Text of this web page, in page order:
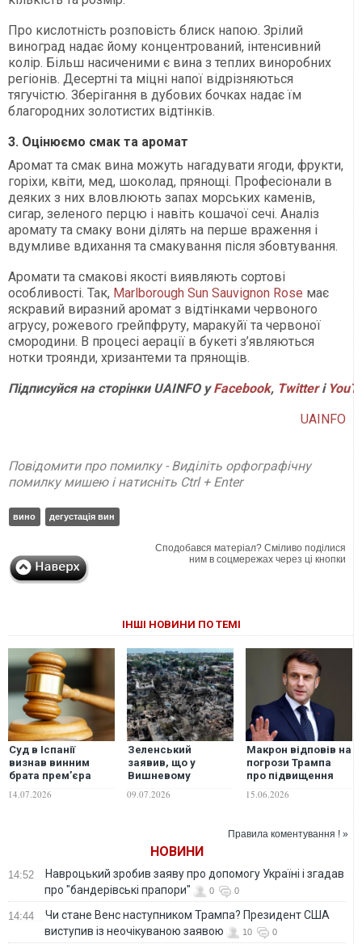
Про кислотність розповість блиск напою. Зрілий
виноград надає йому концентрований, інтенсивний
колір. Більш насиченими є вина з теплих виноробних
регіонів. Десертні та міцні напої відрізняються
тягучістю. Зберігання в дубових бочках надає їм
благородних золотистих відтінків.
3. Оцінюємо смак та аромат
Аромат та смак вина можуть нагадувати ягоди, фрукти,
горіхи, квіти, мед, шоколад, прянощі. Професіонали в
деяких з них вловлюють запах морських каменів,
сигар, зеленого перцю і навіть кошачої сечі. Аналіз
аромату та смаку вони ділять на перше враження і
вдумливе вдихання та смакування після збовтування.
Аромати та смакові якості виявляють сортові
особливості. Так, Marlborough Sun Sauvignon Rose має
яскравий виразний аромат з відтінками червоного
агрусу, рожевого грейпфруту, маракуйї та червоної
смородини. В процесі аерації в букеті з’являються
нотки троянди, хризантеми та прянощів.
Підписуйся на сторінки UAINFO уFacebook, Twitterі
UAINFO
Повідомити про помилку - Виділіть орфографічну
помилку мишею і натисніть Ctrl + Enter
вино дегустація вин
Сподобався матеріал? Сміливо поділися
ним в соцмережах через ці кнопки
ІНШІ НОВИНИ ПО ТЕМІ
Суд в Іспанії
визнав винним
брата прем’єра
зловживаннях
14.07.2026
Зеленський
заявив, що у
Вишневому
боєприпасів
відповідальності
09.07.2026
Макрон відповів на
погрози Трампа
про підвищення
вино
15.06.2026
Правила коментування ! »
НОВИНИ
14:52
Навроцький зробив заяву про допомогу Україні і згадав
про "бандерівські прапори"
0 0
14:44
Чи стане Венс наступником Трампа? Президент США
виступив із неочікуваною заявою
10 0